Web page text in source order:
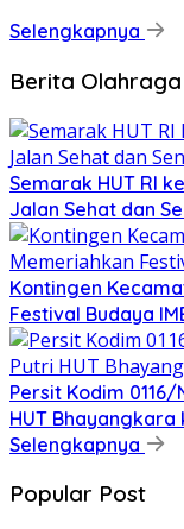
Selengkapnya
Berita Olahraga
Semarak HUT RI
Jalan Sehat dan
Kontingen
Festival Budaya
Persit Kodim
HUT Bhayangkara
Selengkapnya
Popular Post